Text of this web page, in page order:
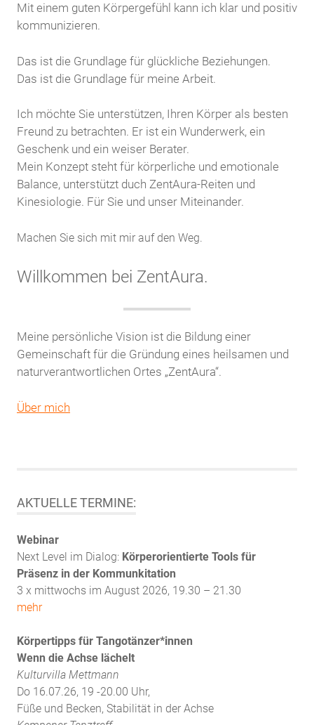
Mit einem guten Körpergefühl kann ich klar und positiv
kommunizieren.
Das ist die Grundlage für glückliche Beziehungen.
Das ist die Grundlage für meine Arbeit.
Ich möchte Sie unterstützen, Ihren Körper als besten
Freund zu betrachten. Er ist ein Wunderwerk, ein
Geschenk und ein weiser Berater.
Mein Konzept steht für körperliche und emotionale
Balance, unterstützt duch ZentAura-Reiten und
Kinesiologie. Für Sie und unser Miteinander.
Machen Sie sich mit mir auf den Weg.
Willkommen bei ZentAura.
Meine persönliche Vision ist die Bildung einer
Gemeinschaft für die Gründung eines heilsamen und
naturverantwortlichen Ortes „ZentAura“.
Über mich
AKTUELLE TERMINE:
Webinar
Next Level im Dialog: Körperorientierte Tools für
Präsenz in der Kommunkitation
3 x mittwochs im August 2026, 19.30 – 21.30
mehr
Körpertipps für Tangotänzer*innen
Wenn die Achse lächelt
Kulturvilla Mettmann
Do 16.07.26, 19 -20.00 Uhr,
Füße und Becken, Stabilität in der Achse